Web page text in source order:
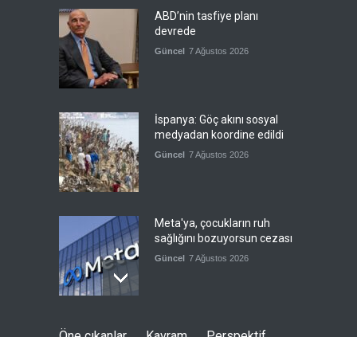
ABD’nin tasfiye planı
devrede
Güncel 7 Ağustos 2026
İspanya: Göç akını sosyal
medyadan koordine edildi
Güncel 7 Ağustos 2026
Meta'ya, çocukların ruh
sağlığını bozuyorsun cezası
Güncel 7 Ağustos 2026
Futbol endüstrisinde kavga